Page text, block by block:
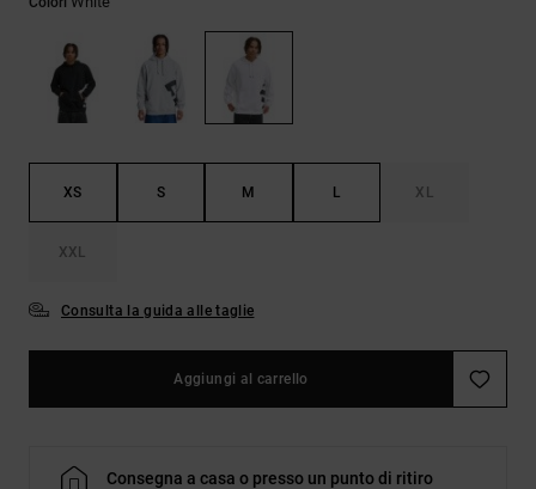
alle
più
frequenti e
accedi al
modulo di
XS S M L XL
XXL
Consulta la guida alle taglie
Aggiungi al carrello
Consegna a casa o presso un punto di ritiro